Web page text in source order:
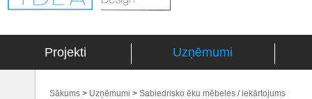
Projekti Uzņēmumi
Sākums > Uzņēmumi > Sabiedrisko ēku mēbeles / iekārtojums